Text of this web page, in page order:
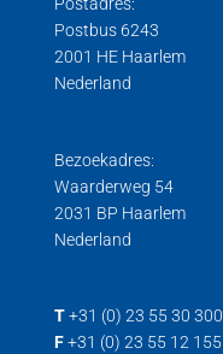
Postadres:
Postbus 6243
2001 HE Haarlem
Nederland
Bezoekadres:
Waarderweg 54
2031 BP Haarlem
Nederland
T +31 (0) 23 55 30 300
F +31 (0) 23 55 12 155